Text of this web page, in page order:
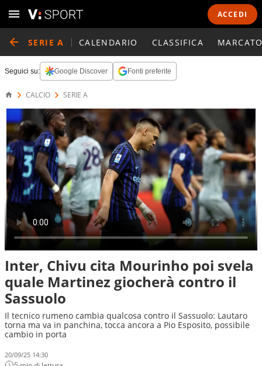
ACCEDI
SERIE A CALENDARIO CLASSIFICA
Seguici su: Google Discover Fonti preferite
CALCIO SERIE A
Inter, Chivu cita Mourinho poi svela
quale Martinez giocherà contro il
Sassuolo
Il tecnico rumeno cambia qualcosa contro il Sassuolo: Lautaro
torna ma va in panchina, tocca ancora a Pio Esposito, possibile
cambio in porta
20/09/25 14:30